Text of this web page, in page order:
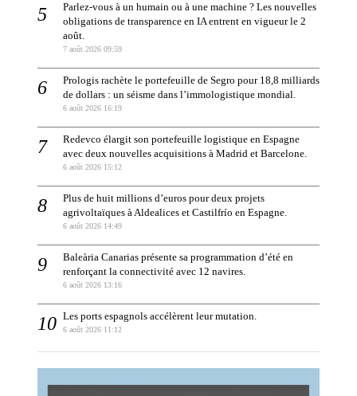
Parlez-vous à un humain ou à une machine ? Les nouvelles
obligations de transparence en IA entrent en vigueur le 2
août.
7 août 2026 09:59
Prologis rachète le portefeuille de Segro pour 18,8 milliards
de dollars : un séisme dans l’immologistique mondial.
6 août 2026 16:19
Redevco élargit son portefeuille logistique en Espagne
avec deux nouvelles acquisitions à Madrid et Barcelone.
6 août 2026 15:12
Plus de huit millions d’euros pour deux projets
agrivoltaïques à Aldealices et Castilfrío en Espagne.
6 août 2026 14:49
Baleària Canarias présente sa programmation d’été en
renforçant la connectivité avec 12 navires.
6 août 2026 13:16
Les ports espagnols accélèrent leur mutation.
6 août 2026 11:12